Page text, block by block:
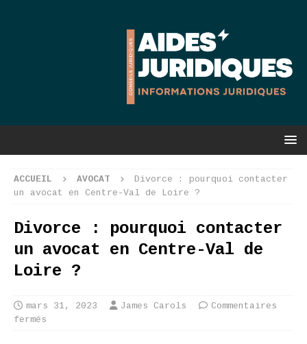
ACCUEIL AVOCAT
Divorce : pourquoi contacter
un avocat en Centre-Val de Loire ?
Divorce : pourquoi contacter
un avocat en Centre-Val de
Loire ?
mars 31, 2023 James Carols
Commentaires
fermés